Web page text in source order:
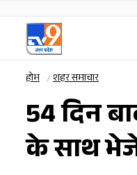
होम शहर समाचार
54 दिन
के साथ